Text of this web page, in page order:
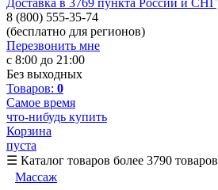
Доставка в 3769 пункта России и СНГ
8 (800) 555-35-74
(бесплатно для регионов)
Перезвонить мне
с 8:00 до 21:00
Без выходных
Товаров: 0
Самое время
что-нибудь купить
Корзина
пуста
☰ Каталог товаров более 3790 товаров
Массаж